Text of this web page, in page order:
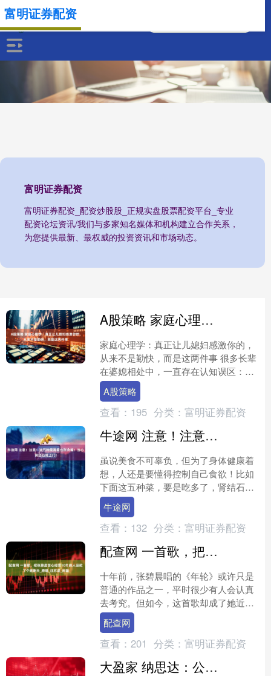
富明证券配资
富明证券配资_配资炒股股_正规实盘股票配资平台_专业
配资论坛资讯/我们与多家知名媒体和机构建立合作关系，
为您提供最新、最权威的投资资讯和市场动态。
富明证券配资
A股策略 家庭心理学：真正让儿媳妇感激你的，从来不是勤快，而是这两件事
家庭心理学：真正让儿媳妇感激你的，
从来不是勤快，而是这两件事 很多长辈
在婆媳相处中，一直存在认知误区：总
觉得只要自己足够勤快，包揽家务、操
劳家事、一心为小家付出....
A股策略
查看： 195 分类： 富明证券配资
牛途网 注意！注意！这五种菜再爱也别贪嘴！当心肾结石找上门！
虽说美食不可辜负，但为了身体健康着
想，人还是要懂得控制自己食欲！比如
下面这五种菜，要是吃多了，肾结石可
能会悄悄找上门哦！ 肾结石的发病率约
为20%，是比较常见的....
牛途网
查看： 132 分类： 富明证券配资
配查网 一首歌，把张碧晨苦心经营10年的人设掀了个底朝天_原唱_汪苏泷_问题
十年前，张碧晨唱的《年轮》或许只是
普通的作品之一，平时很少有人会认真
去考究。但如今，这首歌却成了她近年
来所有形象的“拔掉底裤”的瞬间。原本
看似平稳的事业被这一首....
配查网
查看： 201 分类： 富明证券配资
大盈家 纳思达：公司一直高度重视与投资者之间的沟通交流